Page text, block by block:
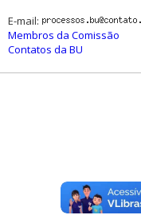
E-mail:
Membros da Comissão
Contatos da BU